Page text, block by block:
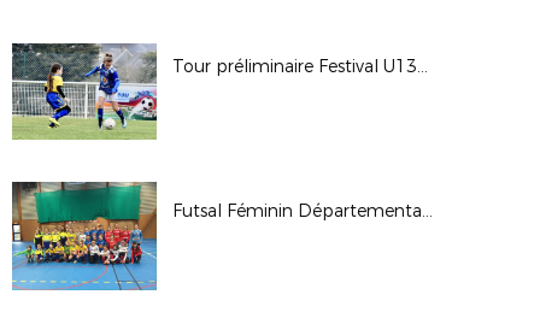
Tour préliminaire Festival U13FEM
Futsal Féminin Départemental Janvier 2018